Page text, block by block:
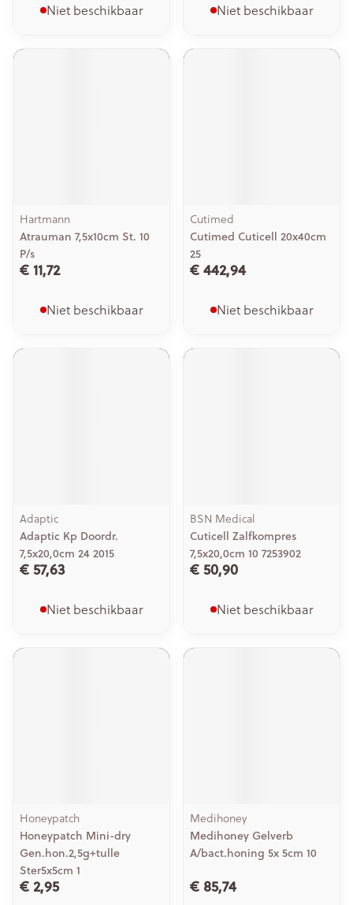
Niet beschikbaar Niet beschikbaar
Hartmann
Atrauman 7,5x10cm St. 10
P/s
€ 11,72
Niet beschikbaar
Cutimed
Cutimed Cuticell 20x40cm
25
€ 442,94
Niet beschikbaar
Adaptic
Adaptic Kp Doordr.
7,5x20,0cm 24 2015
€ 57,63
Niet beschikbaar
BSN Medical
Cuticell Zalfkompres
7,5x20,0cm 10 7253902
€ 50,90
Niet beschikbaar
Honeypatch
Honeypatch Mini-dry
Gen.hon.2,5g+tulle
Ster5x5cm 1
€ 2,95
Medihoney
Medihoney Gelverb
A/bact.honing 5x 5cm 10
€ 85,74